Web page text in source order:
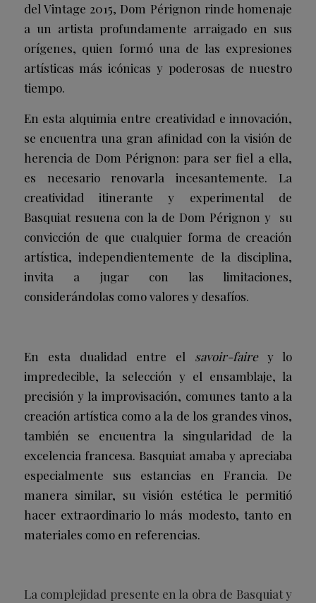
del Vintage 2015, Dom Pérignon rinde homenaje
a un artista profundamente arraigado en sus
orígenes, quien formó una de las expresiones
artísticas más icónicas y poderosas de nuestro
tiempo.
En esta alquimia entre creatividad e innovación,
se encuentra una gran afinidad con la visión de
herencia de Dom Pérignon: para ser fiel a ella,
es necesario renovarla incesantemente. La
creatividad itinerante y experimental de
Basquiat resuena con la de Dom Pérignon y su
convicción de que cualquier forma de creación
artística, independientemente de la disciplina,
invita a jugar con las limitaciones,
considerándolas como valores y desafíos.
En esta dualidad entre el savoir-fairey lo
impredecible, la selección y el ensamblaje, la
precisión y la improvisación, comunes tanto a la
creación artística como a la de los grandes vinos,
también se encuentra la singularidad de la
excelencia francesa. Basquiat amaba y apreciaba
especialmente sus estancias en Francia. De
manera similar, su visión estética le permitió
hacer extraordinario lo más modesto, tanto en
materiales como en referencias.
La complejidad presente en la obra de Basquiat y